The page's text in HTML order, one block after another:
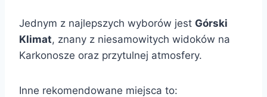
Jednym z najlepszych wyborów jest Górski
Klimat, znany z niesamowitych widoków na
Karkonosze oraz przytulnej atmosfery.
Inne rekomendowane miejsca to: